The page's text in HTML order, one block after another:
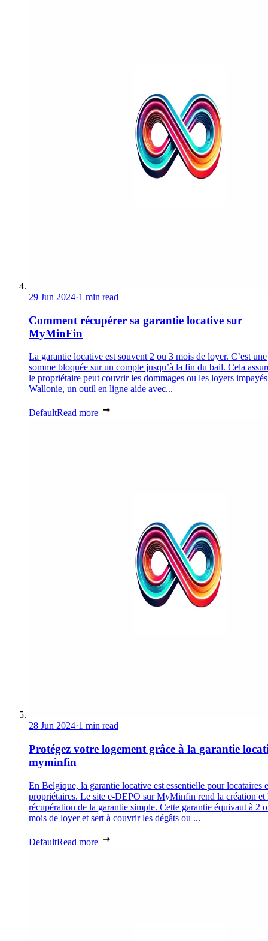
29 Jun 2024·1 min read
Comment récupérer sa garantie locative sur
MyMinFin
La garantie locative est souvent 2 ou 3 mois de loyer. C’est une
somme bloquée sur un compte jusqu’à la fin du bail. Cela
le propriétaire peut couvrir les dommages ou les loyers
Wallonie, un outil en ligne aide avec...
DefaultRead more
28 Jun 2024·1 min read
Protégez votre logement grâce à la garantie
myminfin
En Belgique, la garantie locative est essentielle pour locataires
propriétaires. Le site e-DEPO sur MyMinfin rend la création et
récupération de la garantie simple. Cette garantie équivaut à 2
mois de loyer et sert à couvrir les dégâts ou ...
DefaultRead more